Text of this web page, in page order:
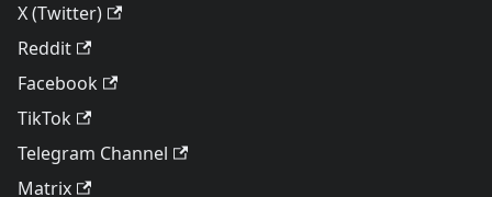
X (Twitter)
Reddit
Facebook
TikTok
Telegram Channel
Matrix